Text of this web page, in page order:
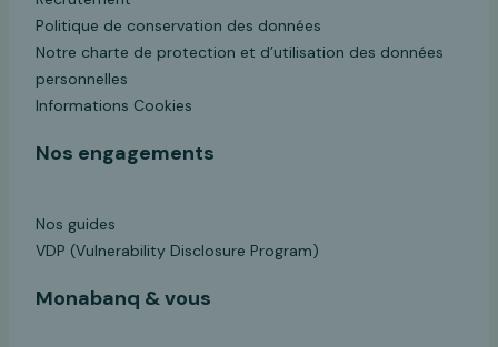
Politique de conservation des données
Notre charte de protection et d’utilisation des données
personnelles
Informations Cookies
Nos engagements
Nos guides
VDP (Vulnerability Disclosure Program)
Monabanq & vous